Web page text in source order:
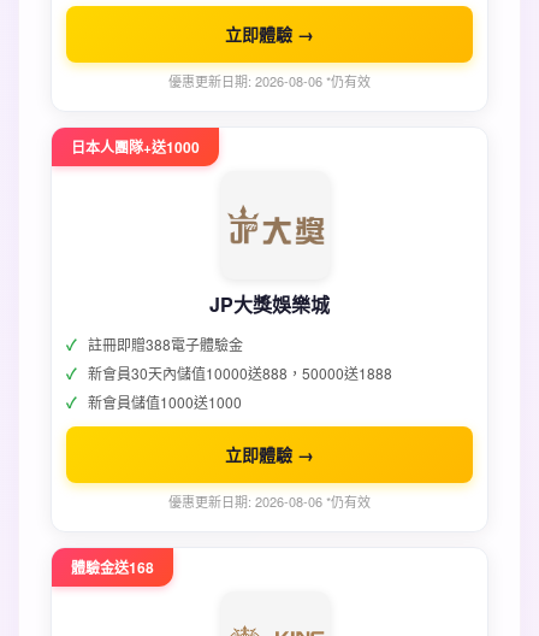
立即體驗 →
優惠更新日期: 2026-08-06 *仍有效
日本人團隊+送1000
JP大獎娛樂城
註冊即贈388電子體驗金
新會員30天內儲值10000送888，50000送1888
新會員儲值1000送1000
立即體驗 →
優惠更新日期: 2026-08-06 *仍有效
體驗金送168